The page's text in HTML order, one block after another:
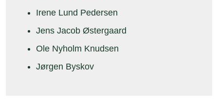
Irene Lund Pedersen
Jens Jacob Østergaard
Ole Nyholm Knudsen
Jørgen Byskov